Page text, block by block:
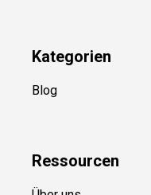
Kategorien
Blog
Ressourcen